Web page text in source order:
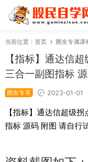
当前位置： 首页 圈友专属课
【指标】通达信
三合一副图指标
圈友专享 2023-01-01
【指标】通达信超级
指标 源码 附图 请自行